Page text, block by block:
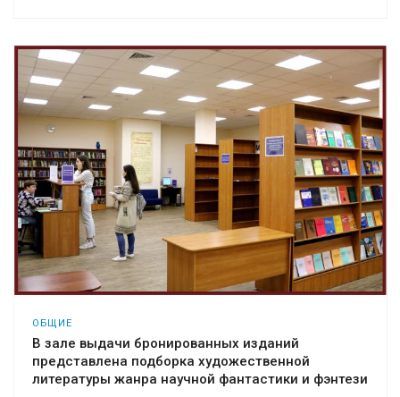
ОБЩИЕ
В зале выдачи бронированных изданий
представлена подборка художественной
литературы жанра научной фантастики и фэнтези